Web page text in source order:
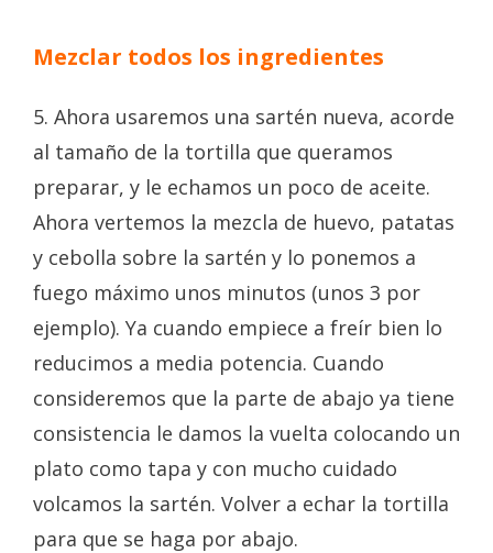
Mezclar todos los ingredientes
5. Ahora usaremos una sartén nueva, acorde
al tamaño de la tortilla que queramos
preparar, y le echamos un poco de aceite.
Ahora vertemos la mezcla de huevo, patatas
y cebolla sobre la sartén y lo ponemos a
fuego máximo unos minutos (unos 3 por
ejemplo). Ya cuando empiece a freír bien lo
reducimos a media potencia. Cuando
consideremos que la parte de abajo ya tiene
consistencia le damos la vuelta colocando un
plato como tapa y con mucho cuidado
volcamos la sartén. Volver a echar la tortilla
para que se haga por abajo.